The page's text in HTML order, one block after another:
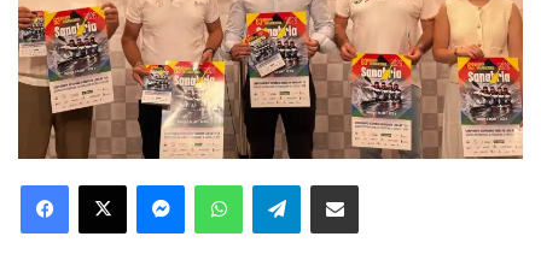
Facebook
X MessengerWhatsAppTelegramCompartir via Email